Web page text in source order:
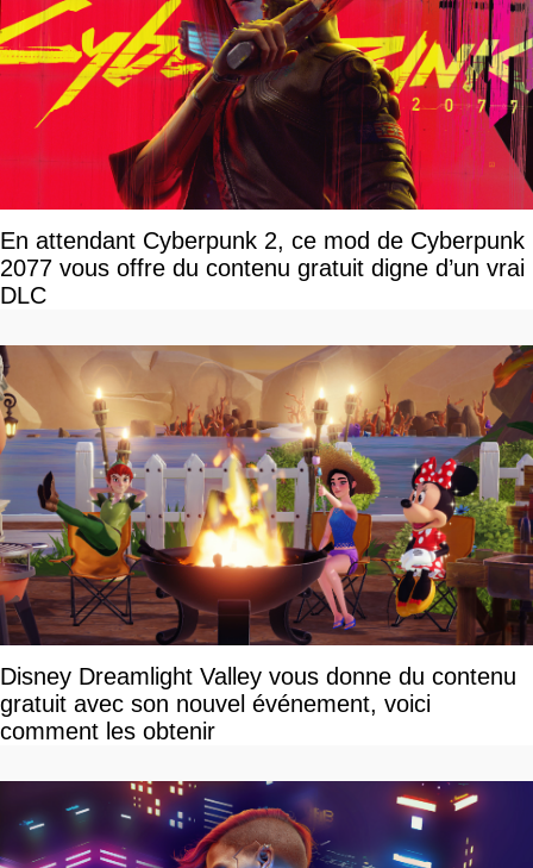
En attendant Cyberpunk 2, ce mod de Cyberpunk
2077 vous offre du contenu gratuit digne d’un vrai
DLC
Disney Dreamlight Valley vous donne du contenu
gratuit avec son nouvel événement, voici
comment les obtenir